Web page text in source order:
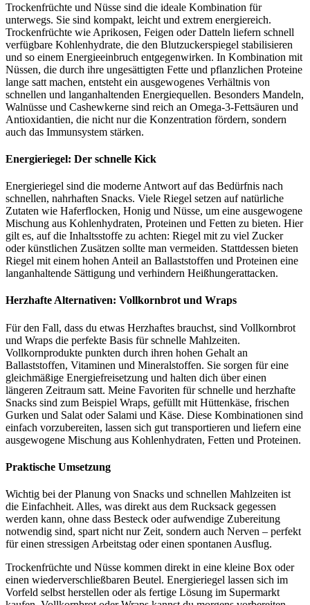
Trockenfrüchte und Nüsse sind die ideale Kombination für
unterwegs. Sie sind kompakt, leicht und extrem energiereich.
Trockenfrüchte wie Aprikosen, Feigen oder Datteln liefern schnell
verfügbare Kohlenhydrate, die den Blutzuckerspiegel stabilisieren
und so einem Energieeinbruch entgegenwirken. In Kombination mit
Nüssen, die durch ihre ungesättigten Fette und pflanzlichen Proteine
lange satt machen, entsteht ein ausgewogenes Verhältnis von
schnellen und langanhaltenden Energiequellen. Besonders Mandeln,
Walnüsse und Cashewkerne sind reich an Omega-3-Fettsäuren und
Antioxidantien, die nicht nur die Konzentration fördern, sondern
auch das Immunsystem stärken.
Energieriegel: Der schnelle Kick
Energieriegel sind die moderne Antwort auf das Bedürfnis nach
schnellen, nahrhaften Snacks. Viele Riegel setzen auf natürliche
Zutaten wie Haferflocken, Honig und Nüsse, um eine ausgewogene
Mischung aus Kohlenhydraten, Proteinen und Fetten zu bieten. Hier
gilt es, auf die Inhaltsstoffe zu achten: Riegel mit zu viel Zucker
oder künstlichen Zusätzen sollte man vermeiden. Stattdessen bieten
Riegel mit einem hohen Anteil an Ballaststoffen und Proteinen eine
langanhaltende Sättigung und verhindern Heißhungerattacken.
Herzhafte Alternativen: Vollkornbrot und Wraps
Für den Fall, dass du etwas Herzhaftes brauchst, sind Vollkornbrot
und Wraps die perfekte Basis für schnelle Mahlzeiten.
Vollkornprodukte punkten durch ihren hohen Gehalt an
Ballaststoffen, Vitaminen und Mineralstoffen. Sie sorgen für eine
gleichmäßige Energiefreisetzung und halten dich über einen
längeren Zeitraum satt. Meine Favoriten für schnelle und herzhafte
Snacks sind zum Beispiel Wraps, gefüllt mit Hüttenkäse, frischen
Gurken und Salat oder Salami und Käse. Diese Kombinationen sind
einfach vorzubereiten, lassen sich gut transportieren und liefern eine
ausgewogene Mischung aus Kohlenhydraten, Fetten und Proteinen.
Praktische Umsetzung
Wichtig bei der Planung von Snacks und schnellen Mahlzeiten ist
die Einfachheit. Alles, was direkt aus dem Rucksack gegessen
werden kann, ohne dass Besteck oder aufwendige Zubereitung
notwendig sind, spart nicht nur Zeit, sondern auch Nerven – perfekt
für einen stressigen Arbeitstag oder einen spontanen Ausflug.
Trockenfrüchte und Nüsse kommen direkt in eine kleine Box oder
einen wiederverschließbaren Beutel. Energieriegel lassen sich im
Vorfeld selbst herstellen oder als fertige Lösung im Supermarkt